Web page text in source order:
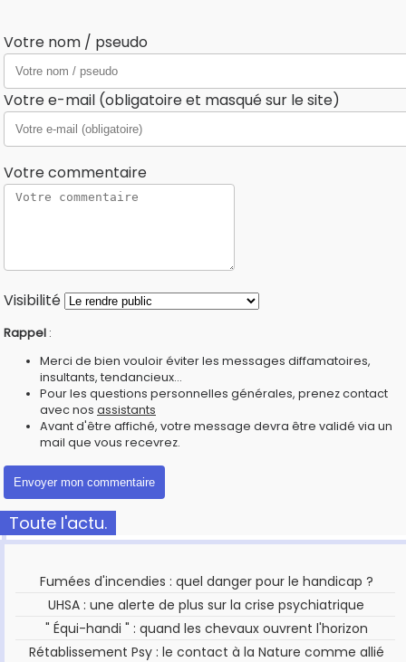
Votre nom / pseudo
Votre e-mail (obligatoire et masqué sur le site)
Votre commentaire
Visibilité
Rappel :
Merci de bien vouloir éviter les messages diffamatoires,
insultants, tendancieux...
Pour les questions personnelles générales, prenez contact
avec nos assistants
Avant d'être affiché, votre message devra être validé via un
mail que vous recevrez.
Toute l'actu.
Fumées d'incendies : quel danger pour le handicap ?
UHSA : une alerte de plus sur la crise psychiatrique
" Équi-handi " : quand les chevaux ouvrent l'horizon
Rétablissement Psy : le contact à la Nature comme allié